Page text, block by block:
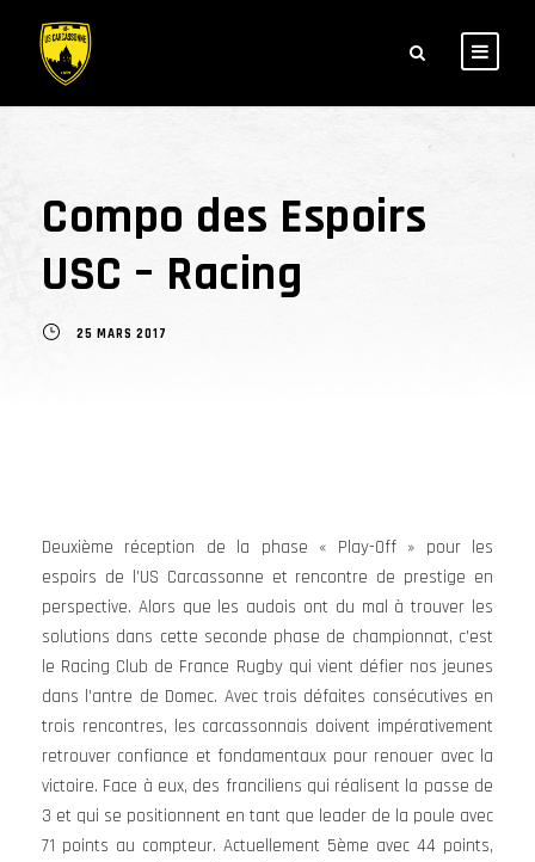
Compo des Espoirs
USC – Racing
25 MARS 2017
Deuxième réception de la phase « Play-Off » pour les
espoirs de l’US Carcassonne et rencontre de prestige en
perspective. Alors que les audois ont du mal à trouver les
solutions dans cette seconde phase de championnat, c’est
le Racing Club de France Rugby qui vient défier nos jeunes
dans l’antre de Domec. Avec trois défaites consécutives en
trois rencontres, les carcassonnais doivent impérativement
retrouver confiance et fondamentaux pour renouer avec la
victoire. Face à eux, des franciliens qui réalisent la passe de
3 et qui se positionnent en tant que leader de la poule avec
71 points au compteur. Actuellement 5ème avec 44 points,